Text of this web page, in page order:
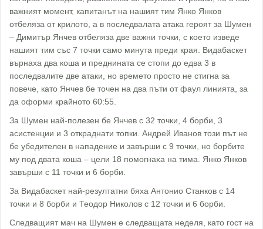
важният момент, капитанът на нашият тим Янко Янков
отбеляза от крилото, а в последвалата атака героят за Шумен
– Димитър Янчев отбеляза две важни точки, с което изведе
нашият тим със 7 точки само минута преди края. Видабаскет
върнаха два коша и преднината се стопи до едва 3 в
последвалите две атаки, но времето просто не стигна за
повече, като Янчев бе точен на два пъти от фаул линията, за
да оформи крайното 60:55.
За Шумен най-полезен бе Янчев с 32 точки, 4 борби, 3
асистенции и 3 откраднати топки. Андрей Иванов този път не
бе убедителен в нападение и завърши с 9 точки, но борбите
му под двата коша – цели 18 помогнаха на тима. Янко Янков
завърши с 11 точки и 6 борби.
За Видабаскет най-резултатни бяха Антонио Станков с 14
точки и 8 борби и Теодор Николов с 12 точки и 6 борби.
Следващият мач на Шумен е следващата неделя, като гост на